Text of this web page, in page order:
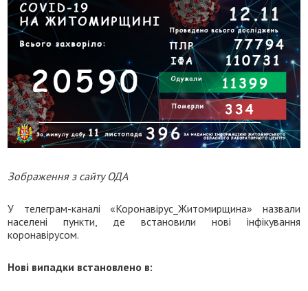
Зображення з сайту ОДА
У телеграм-каналі «Коронавірус_Житомирщина» назвали
населені пункти, де встановили нові інфікування
коронавірусом.
Нові випадки встановлено в: